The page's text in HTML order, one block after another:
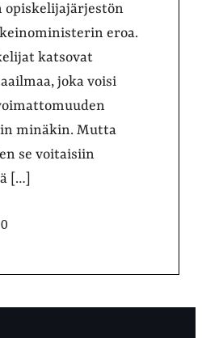
opiskelijajärjestön
eroa.
katsovat
joka voisi
minäkin. Mutta
se voitaisiin
[…]